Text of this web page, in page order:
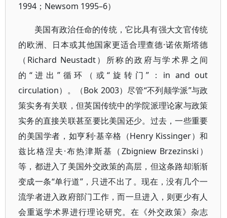
1994；Newsom 1995–6）
美国有政治任命的传统，它比具有强大文官传统
的欧洲、日本或其他国家更适合理查德·诺依斯塔德
（Richard Neustadt）所称的政府与学术界之间
的“进出”循环（或“旋转门”：in and out
circulation）。（Bok 2003）尽管“不列颠学派”与政
策实务有关联，但英国传统中的学院派理论家与政策
实务的直接关联甚至要比美国还少。过去，一些重要
的美国学者，如亨利·基辛格（Henry Kissinger）和
兹比格涅夫·布热津斯基（Zbigniew Brzezinski）
等，都进入了美国外交政策的高层，但这条路却渐渐
变成一条“单行道”，只进不出了。现在，没有几个一
流学者进入政府部门工作，而一旦进入，则更少有人
会重返学术界进行理论研究。在《外交政策》杂志